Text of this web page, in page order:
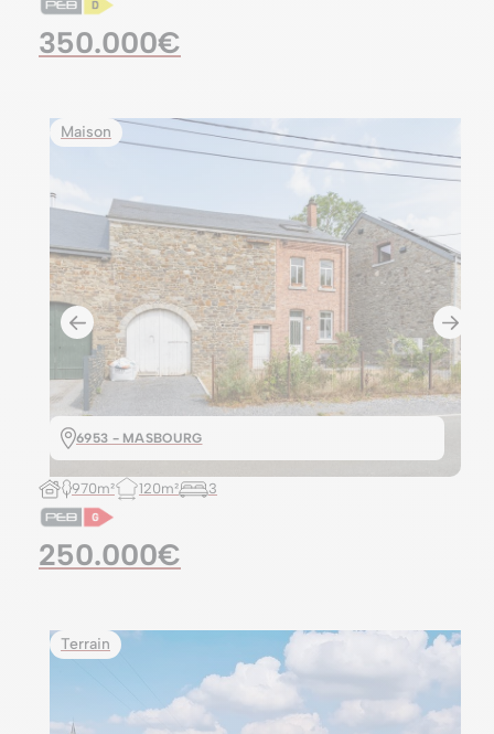
350.000€
Maison
6953 - MASBOURG
970m² 120m² 3
250.000€
Terrain